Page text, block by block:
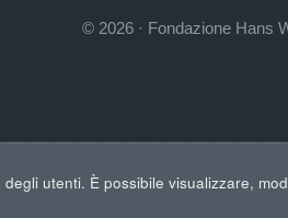
© 2026 · Fondazione Hans
utenti. È possibile visualizzare,